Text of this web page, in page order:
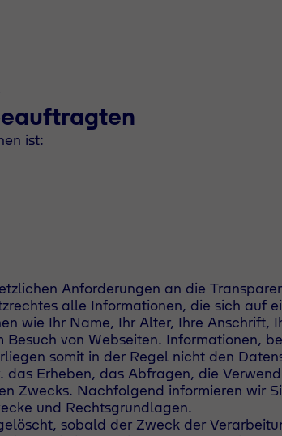
ist:
Anforderungen an die
alle Informationen, die sich auf
wie Ihr Name, Ihr Alter, Ihre Anschrift,
von Webseiten. Informationen,
somit in der Regel nicht den
Erheben, das Abfragen, die
Zwecks. Nachfolgend informieren wir
und Rechtsgrundlagen.
sobald der Zweck der